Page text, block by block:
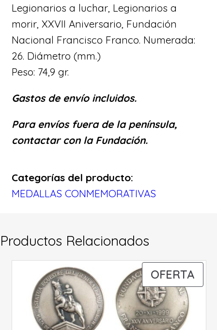
c
i
o
o
r
i
g
n
e
r
a
:
c
i
c
t
u
l
:
5
,
Legionarios a luchar, Legionarios a
morir, XXVII Aniversario, Fundación
Nacional Francisco Franco. Numerada:
26. Diámetro (mm.)
Peso: 74,9 gr.
Gastos de envío incluidos.
Para envíos fuera de la península,
contactar con la Fundación.
Categorías del producto:
MEDALLAS CONMEMORATIVAS
Productos Relacionados
OFERTA
EN